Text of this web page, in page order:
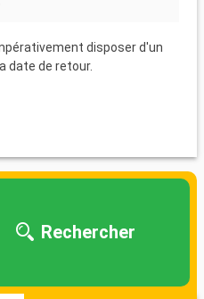
disposer d'un
date de retour.
Rechercher